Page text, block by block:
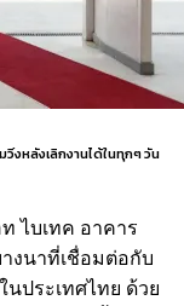
งหลังเลิกงานได้ในทุกๆ วัน
ไบเทค อาคาร
งนาที่เชื่อมต่อกับ
ประเทศไทย ด้วย